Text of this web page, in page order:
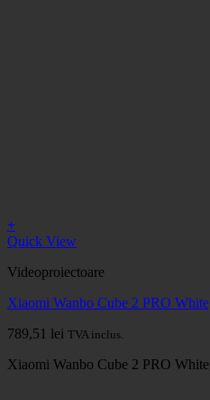
+
Quick View
Videoproiectoare
Xiaomi Wanbo Cube 2 PRO
789,51 lei TVA inclus.
Xiaomi Wanbo Cube 2 PRO